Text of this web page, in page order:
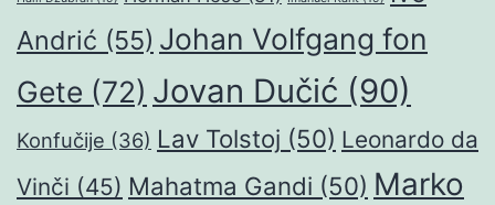
Andrić (55) Johan Volfgang fon
Gete (72) Jovan Dučić (90)
Konfučije (36) Lav Tolstoj (50) Leonardo da
Vinči (45) Mahatma Gandi (50) Marko